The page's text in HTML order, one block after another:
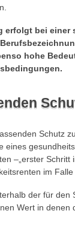
erfolgt bei einer
hohe
Schutz
eines
–„erster
im
der für den
Wert in denen